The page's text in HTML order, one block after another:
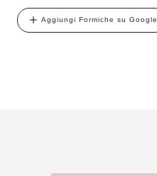
Aggiungi Formiche su Google